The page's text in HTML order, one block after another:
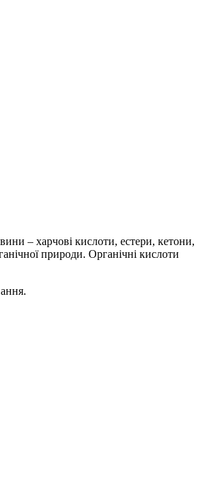
– харчові кислоти, естери, кетони,
природи. Органічні кислоти